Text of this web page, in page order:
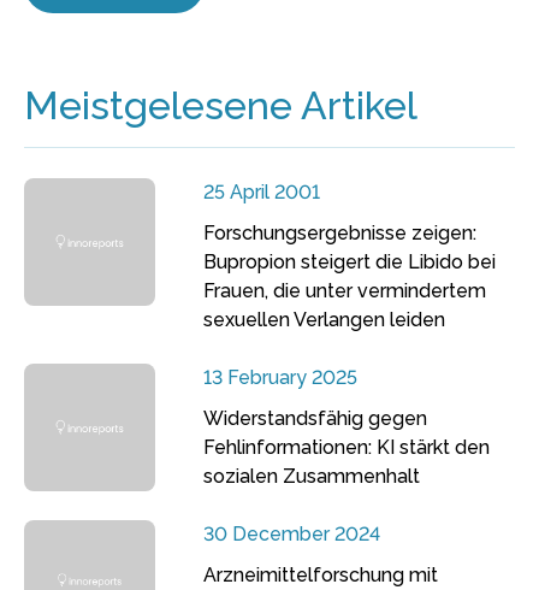
Meistgelesene Artikel
25 April 2001
Forschungsergebnisse zeigen:
Bupropion steigert die Libido bei
Frauen, die unter vermindertem
sexuellen Verlangen leiden
13 February 2025
Widerstandsfähig gegen
Fehlinformationen: KI stärkt den
sozialen Zusammenhalt
30 December 2024
Arzneimittelforschung mit